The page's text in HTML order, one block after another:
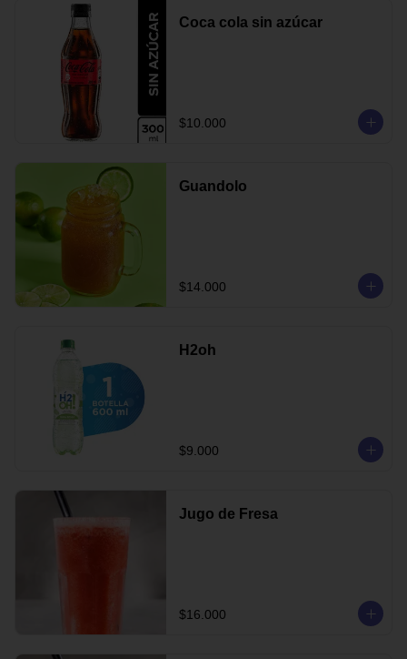
Coca cola sin azúcar
$10.000
Guandolo
$14.000
H2oh
$9.000
Jugo de Fresa
$16.000